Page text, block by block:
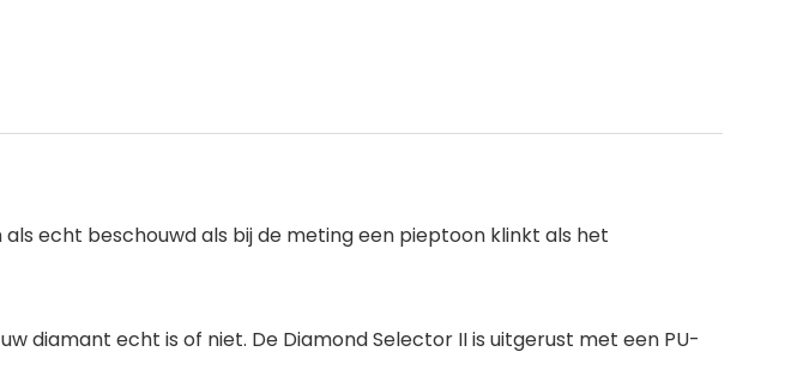
echt beschouwd als bij de meting een pieptoon klinkt als het
diamant echt is of niet. De Diamond Selector II is uitgerust met een PU-